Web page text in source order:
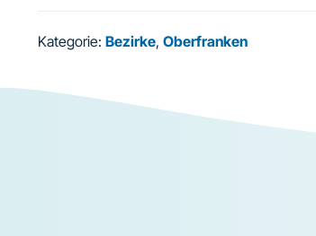
Kategorie: Bezirke, Oberfranken